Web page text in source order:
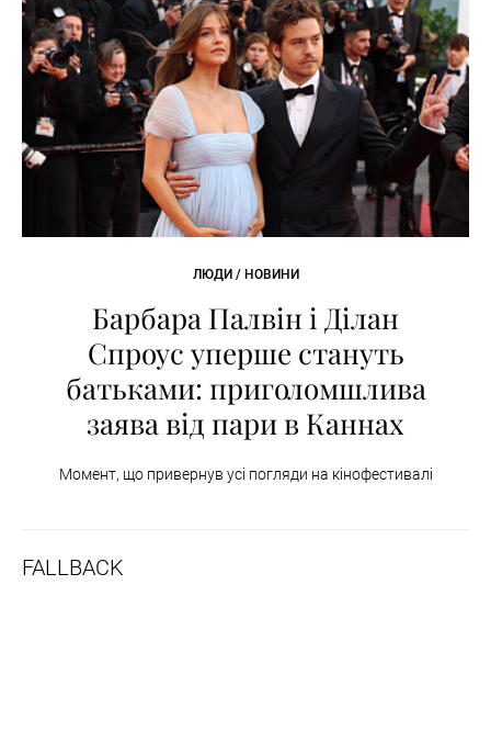
ЛЮДИ / НОВИНИ
Барбара Палвін і Ділан
Спроус уперше стануть
батьками: приголомшлива
заява від пари в Каннах
Момент, що привернув усі погляди на кінофестивалі
FALLBACK